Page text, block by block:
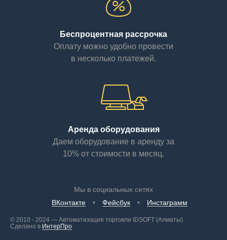
Беспроцентная рассрочка
Оплату можно удобно провести
в несколько платежей.
Аренда оборудования
Даем оборудование в аренду за
10% от стоимости в месяц.
© 2010 - 2024 — Автоматизация торговли IDSOFT (Алматы)
Мы в социальных сетях
ВКонтакте
Фейсбук Инстаграмм
Сделано в ИнтерПро